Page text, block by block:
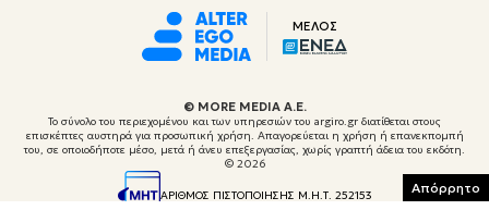
ΜΕΛΟΣ
© ΜORE MEDIA Α.Ε.
Το σύνολο του περιεχομένου και των υπηρεσιών του argiro.gr διατίθεται στους
επισκέπτες αυστηρά για προσωπική χρήση. Απαγορεύεται η χρήση ή επανεκπομπή
του, σε οποιοδήποτε μέσο, μετά ή άνευ επεξεργασίας, χωρίς γραπτή άδεια του εκδότη.
© 2026
ΑΡΙΘΜΟΣ ΠΙΣΤΟΠΟΙΗΣΗΣ Μ.Η.Τ. 252153 Απόρρητο